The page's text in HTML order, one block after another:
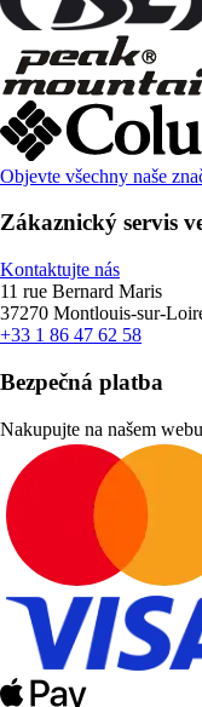
Objevte všechny naše
Zákaznický servis
Kontaktujte nás
11 rue Bernard Maris
37270 Montlouis-sur-
+33 1 86 47 62 58
Bezpečná platba
Nakupujte na našem